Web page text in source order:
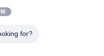
Transformator-
vor
for?